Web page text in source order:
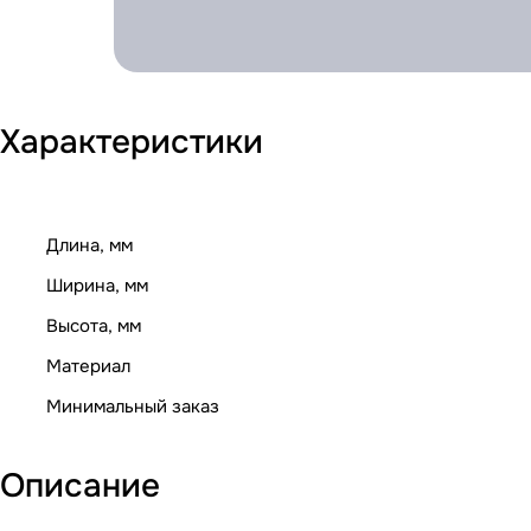
Характеристики
Длина, мм
Ширина, мм
Высота, мм
Материал
Минимальный заказ
Описание